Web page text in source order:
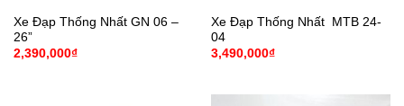
Xe Đạp Thống Nhất GN 06 –
26”
2,390,000₫
Xe Đạp Thống Nhất MTB 24-
04
3,490,000₫